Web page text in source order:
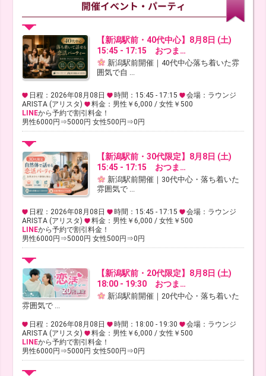
【新潟駅前・40代中心】8月8日 (土)
15:45 - 17:15 おつま…
新潟駅前開催｜40代中心落ち着いた雰
囲気で自 ...
日程：2026年08月08日 時間：15:45 - 17:15
会場：ラウンジ
ARISTA (アリスタ)
料金：男性￥6,000 / 女性￥500
LINEから予約で割引料金！
男性6000円⇒5000円 女性500円⇒0円
【新潟駅前・30代限定】8月8日 (土)
15:45 - 17:15 おつま…
新潟駅前開催｜30代中心・落ち着いた
雰囲気で ...
日程：2026年08月08日 時間：15:45 - 17:15
会場：ラウンジ
ARISTA (アリスタ)
料金：男性￥6,000 / 女性￥500
LINEから予約で割引料金！
男性6000円⇒5000円 女性500円⇒0円
【新潟駅前・20代限定】8月8日 (土)
18:00 - 19:30 おつま…
新潟駅前開催｜20代中心・落ち着いた
雰囲気で ...
日程：2026年08月08日 時間：18:00 - 19:30
会場：ラウンジ
ARISTA (アリスタ)
料金：男性￥6,000 / 女性￥500
LINEから予約で割引料金！
男性6000円⇒5000円 女性500円⇒0円